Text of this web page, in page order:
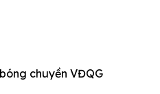
chuyền VĐQG